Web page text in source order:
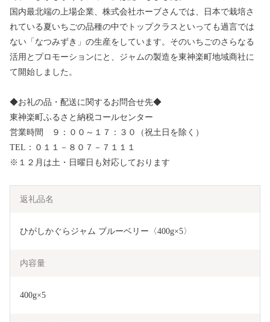
国内最北端の上場企業、株式会社ホーブさんでは、日本で栽培さ
れている夏いちごの品種の中でトップクラスといっても過言では
ない「なつみずき」の生産をしています。そのいちごのさらなる
活用とプロモーションにと、ジャムの製造を東神楽町地域商社に
て開始しました。
◆お礼の品・配送に関するお問合せ先◆
東神楽町ふるさと納税コールセンター
営業時間 ９：００～１７：３０（祝土日を除く）
TEL：０１１－８０７－７１１１
※１２月は土・日曜日も対応しております
返礼品名
ひがしかぐらジャム ブルーベリー〈400g×5〉
内容量
400g×5